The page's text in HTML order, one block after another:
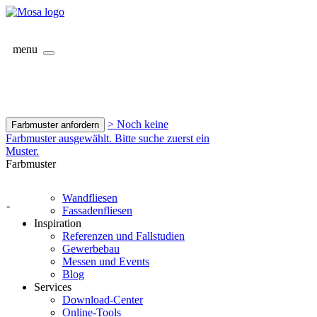
menu
Farbmuster anfordern
> Noch keine
Farbmuster ausgewählt. Bitte suche zuerst ein
Muster.
Farbmuster
-
Wandfliesen
Fassadenfliesen
Inspiration
Referenzen und Fallstudien
Gewerbebau
Messen und Events
Blog
Services
Download-Center
Online-Tools